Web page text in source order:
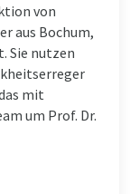
von
aus Bochum,
Sie nutzen
mit
um Prof. Dr.